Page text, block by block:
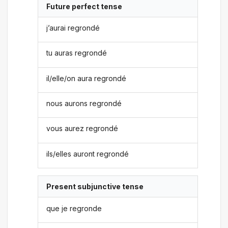
Future perfect tense
j’aurai regrondé
tu auras regrondé
il/elle/on aura regrondé
nous aurons regrondé
vous aurez regrondé
ils/elles auront regrondé
Present subjunctive tense
que je regronde